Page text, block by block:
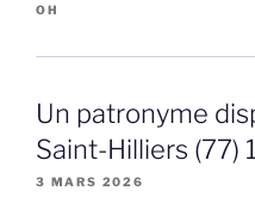
OH
Un patronyme
Saint-Hilliers (77)
3 MARS 2026